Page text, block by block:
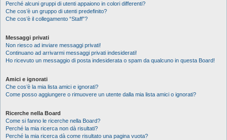
Perché alcuni gruppi di utenti appaiono in colori differenti?
Che cos’è un gruppo di utenti predefinito?
Che cos’è il collegamento “Staff”?
Messaggi privati
Non riesco ad inviare messaggi privati!
Continuano ad arrivarmi messaggi privati indesiderati!
Ho ricevuto un messaggio di posta indesiderata o spam da qualcuno in questa Board!
Amici e ignorati
Che cos’è la mia lista amici e ignorati?
Come posso aggiungere o rimuovere un utente dalla mia lista amici o ignorati?
Ricerche nella Board
Come si fanno le ricerche nella Board?
Perché la mia ricerca non dà risultati?
Perché la mia ricerca dà come risultato una pagina vuota?